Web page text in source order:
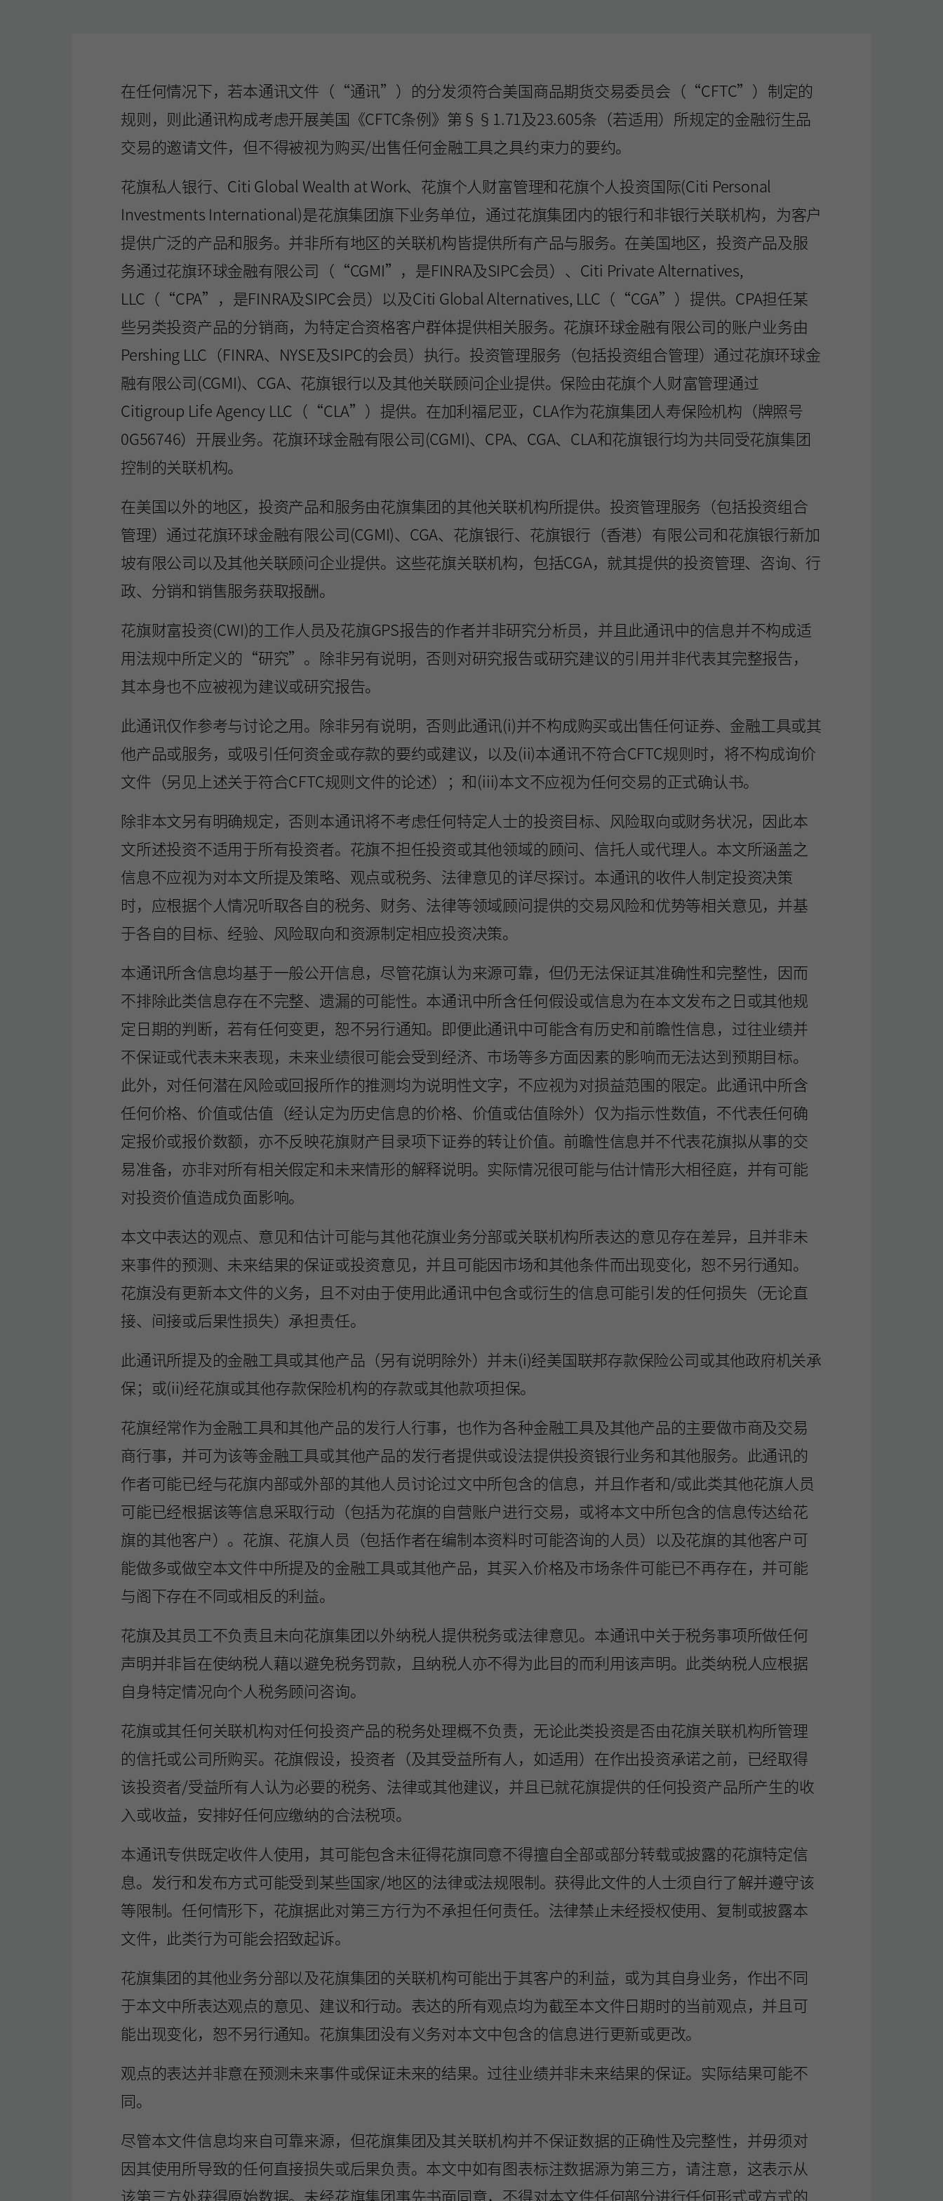
在任何情况下，若本通讯文件（“通讯”）的分发须符合美国商品期货交易委员会（“CFTC”）制定的
规则，则此通讯构成考虑开展美国《CFTC条例》第§§1.71及23.605条（若适用）所规定的金融衍生品
交易的邀请文件，但不得被视为购买/出售任何金融工具之具约束力的要约。
花旗私人银行、Citi Global Wealth at Work、花旗个人财富管理和花旗个人投资国际(Citi Personal
Investments International)是花旗集团旗下业务单位，通过花旗集团内的银行和非银行关联机构，为客户
提供广泛的产品和服务。并非所有地区的关联机构皆提供所有产品与服务。在美国地区，投资产品及服
务通过花旗环球金融有限公司（“CGMI”，是FINRA及SIPC会员）、Citi Private Alternatives,
LLC（“CPA”，是FINRA及SIPC会员）以及Citi Global Alternatives, LLC（“CGA”）提供。CPA担任某
些另类投资产品的分销商，为特定合资格客户群体提供相关服务。花旗环球金融有限公司的账户业务由
Pershing LLC（FINRA、NYSE及SIPC的会员）执行。投资管理服务（包括投资组合管理）通过花旗环球金
融有限公司(CGMI)、CGA、花旗银行以及其他关联顾问企业提供。保险由花旗个人财富管理通过
Citigroup Life Agency LLC（“CLA”）提供。在加利福尼亚，CLA作为花旗集团人寿保险机构（牌照号
0G56746）开展业务。花旗环球金融有限公司(CGMI)、CPA、CGA、CLA和花旗银行均为共同受花旗集团
控制的关联机构。
在美国以外的地区，投资产品和服务由花旗集团的其他关联机构所提供。投资管理服务（包括投资组合
管理）通过花旗环球金融有限公司(CGMI)、CGA、花旗银行、花旗银行（香港）有限公司和花旗银行新加
坡有限公司以及其他关联顾问企业提供。这些花旗关联机构，包括CGA，就其提供的投资管理、咨询、行
政、分销和销售服务获取报酬。
花旗财富投资(CWI)的工作人员及花旗GPS报告的作者并非研究分析员，并且此通讯中的信息并不构成适
用法规中所定义的“研究”。除非另有说明，否则对研究报告或研究建议的引用并非代表其完整报告，
其本身也不应被视为建议或研究报告。
此通讯仅作参考与讨论之用。除非另有说明，否则此通讯(i)并不构成购买或出售任何证券、金融工具或其
他产品或服务，或吸引任何资金或存款的要约或建议，以及(ii)本通讯不符合CFTC规则时，将不构成询价
文件（另见上述关于符合CFTC规则文件的论述）；和(iii)本文不应视为任何交易的正式确认书。
除非本文另有明确规定，否则本通讯将不考虑任何特定人士的投资目标、风险取向或财务状况，因此本
文所述投资不适用于所有投资者。花旗不担任投资或其他领域的顾问、信托人或代理人。本文所涵盖之
信息不应视为对本文所提及策略、观点或税务、法律意见的详尽探讨。本通讯的收件人制定投资决策
时，应根据个人情况听取各自的税务、财务、法律等领域顾问提供的交易风险和优势等相关意见，并基
于各自的目标、经验、风险取向和资源制定相应投资决策。
本通讯所含信息均基于一般公开信息，尽管花旗认为来源可靠，但仍无法保证其准确性和完整性，因而
不排除此类信息存在不完整、遗漏的可能性。本通讯中所含任何假设或信息为在本文发布之日或其他规
定日期的判断，若有任何变更，恕不另行通知。即便此通讯中可能含有历史和前瞻性信息，过往业绩并
不保证或代表未来表现，未来业绩很可能会受到经济、市场等多方面因素的影响而无法达到预期目标。
此外，对任何潜在风险或回报所作的推测均为说明性文字，不应视为对损益范围的限定。此通讯中所含
任何价格、价值或估值（经认定为历史信息的价格、价值或估值除外）仅为指示性数值，不代表任何确
定报价或报价数额，亦不反映花旗财产目录项下证券的转让价值。前瞻性信息并不代表花旗拟从事的交
易准备，亦非对所有相关假定和未来情形的解释说明。实际情况很可能与估计情形大相径庭，并有可能
对投资价值造成负面影响。
本文中表达的观点、意见和估计可能与其他花旗业务分部或关联机构所表达的意见存在差异，且并非未
来事件的预测、未来结果的保证或投资意见，并且可能因市场和其他条件而出现变化，恕不另行通知。
花旗没有更新本文件的义务，且不对由于使用此通讯中包含或衍生的信息可能引发的任何损失（无论直
接、间接或后果性损失）承担责任。
此通讯所提及的金融工具或其他产品（另有说明除外）并未(i)经美国联邦存款保险公司或其他政府机关承
保；或(ii)经花旗或其他存款保险机构的存款或其他款项担保。
花旗经常作为金融工具和其他产品的发行人行事，也作为各种金融工具及其他产品的主要做市商及交易
商行事，并可为该等金融工具或其他产品的发行者提供或设法提供投资银行业务和其他服务。此通讯的
作者可能已经与花旗内部或外部的其他人员讨论过文中所包含的信息，并且作者和/或此类其他花旗人员
可能已经根据该等信息采取行动（包括为花旗的自营账户进行交易，或将本文中所包含的信息传达给花
旗的其他客户）。花旗、花旗人员（包括作者在编制本资料时可能咨询的人员）以及花旗的其他客户可
能做多或做空本文件中所提及的金融工具或其他产品，其买入价格及市场条件可能已不再存在，并可能
与阁下存在不同或相反的利益。
花旗及其员工不负责且未向花旗集团以外纳税人提供税务或法律意见。本通讯中关于税务事项所做任何
声明并非旨在使纳税人藉以避免税务罚款，且纳税人亦不得为此目的而利用该声明。此类纳税人应根据
自身特定情况向个人税务顾问咨询。
花旗或其任何关联机构对任何投资产品的税务处理概不负责，无论此类投资是否由花旗关联机构所管理
的信托或公司所购买。花旗假设，投资者（及其受益所有人，如适用）在作出投资承诺之前，已经取得
该投资者/受益所有人认为必要的税务、法律或其他建议，并且已就花旗提供的任何投资产品所产生的收
入或收益，安排好任何应缴纳的合法税项。
本通讯专供既定收件人使用，其可能包含未征得花旗同意不得擅自全部或部分转载或披露的花旗特定信
息。发行和发布方式可能受到某些国家/地区的法律或法规限制。获得此文件的人士须自行了解并遵守该
等限制。任何情形下，花旗据此对第三方行为不承担任何责任。法律禁止未经授权使用、复制或披露本
文件，此类行为可能会招致起诉。
花旗集团的其他业务分部以及花旗集团的关联机构可能出于其客户的利益，或为其自身业务，作出不同
于本文中所表达观点的意见、建议和行动。表达的所有观点均为截至本文件日期时的当前观点，并且可
能出现变化，恕不另行通知。花旗集团没有义务对本文中包含的信息进行更新或更改。
观点的表达并非意在预测未来事件或保证未来的结果。过往业绩并非未来结果的保证。实际结果可能不
同。
尽管本文件信息均来自可靠来源，但花旗集团及其关联机构并不保证数据的正确性及完整性，并毋须对
因其使用所导致的任何直接损失或后果负责。本文中如有图表标注数据源为第三方，请注意，这表示从
该第三方处获得原始数据。未经花旗集团事先书面同意，不得对本文件任何部分进行任何形式或方式的